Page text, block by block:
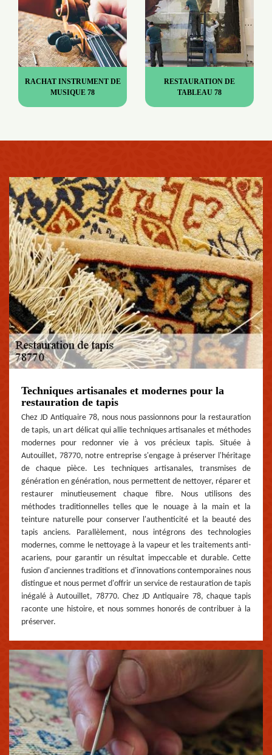
RACHAT INSTRUMENT DE
MUSIQUE 78
RESTAURATION DE
TABLEAU 78
Techniques artisanales et modernes pour la
restauration de tapis
Chez JD Antiquaire 78, nous nous passionnons pour la restauration
de tapis, un art délicat qui allie techniques artisanales et méthodes
modernes pour redonner vie à vos précieux tapis. Située à
Autouillet, 78770, notre entreprise s'engage à préserver l'héritage
de chaque pièce. Les techniques artisanales, transmises de
génération en génération, nous permettent de nettoyer, réparer et
restaurer minutieusement chaque fibre. Nous utilisons des
méthodes traditionnelles telles que le nouage à la main et la
teinture naturelle pour conserver l'authenticité et la beauté des
tapis anciens. Parallèlement, nous intégrons des technologies
modernes, comme le nettoyage à la vapeur et les traitements anti-
acariens, pour garantir un résultat impeccable et durable. Cette
fusion d'anciennes traditions et d'innovations contemporaines nous
distingue et nous permet d'offrir un service de restauration de tapis
inégalé à Autouillet, 78770. Chez JD Antiquaire 78, chaque tapis
raconte une histoire, et nous sommes honorés de contribuer à la
préserver.